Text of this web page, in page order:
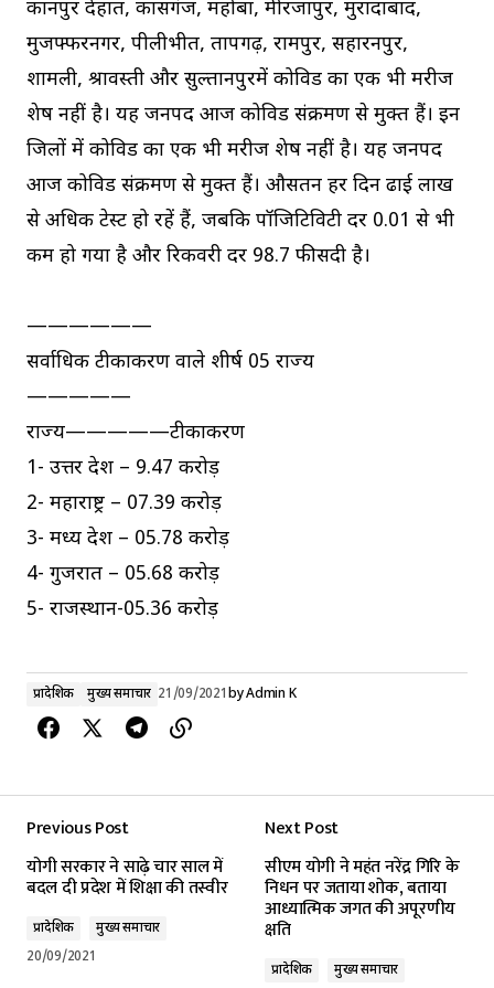
कानपुर देहात, कासगंज, महोबा, मीरजापुर, मुरादाबाद,
मुजफ्फरनगर, पीलीभीत, प्रतापगढ़, रामपुर, सहारनपुर,
शामली, श्रावस्ती और सुल्तानपुरमें कोविड का एक भी मरीज
शेष नहीं है। यह जनपद आज कोविड संक्रमण से मुक्त हैं। इन
जिलों में कोविड का एक भी मरीज शेष नहीं है। यह जनपद
आज कोविड संक्रमण से मुक्त हैं। औसतन हर दिन ढाई लाख
से अधिक टेस्ट हो रहें हैं, जबकि पॉजिटिविटी दर 0.01 से भी
कम हो गया है और रिकवरी दर 98.7 फीसदी है।
——————
सर्वाधिक टीकाकरण वाले शीर्ष 05 राज्य
—————
राज्य—————टीकाकरण
1- उत्तर प्रदेश – 9.47 करोड़
2- महाराष्ट्र – 07.39 करोड़
3- मध्य प्रदेश – 05.78 करोड़
4- गुजरात – 05.68 करोड़
5- राजस्थान-05.36 करोड़
प्रादेशिक मुख्य समाचार 21/09/2021byAdmin K
Previous Post
योगी सरकार ने साढ़े चार साल में
बदल दी प्रदेश में शिक्षा की तस्वीर
प्रादेशिक
मुख्य समाचार
20/09/2021
Next Post
सीएम योगी ने महंत नरेंद्र गिरि के
निधन पर जताया शोक, बताया
आध्यात्मिक जगत की अपूरणीय
क्षति
प्रादेशिक
मुख्य समाचार